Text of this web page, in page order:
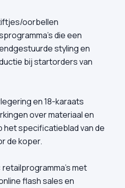
oorbellen
die een
styling en
bij startorders van
en 18-karaats
over materiaal en
het specificatieblad van de
de koper.
met
flash sales en